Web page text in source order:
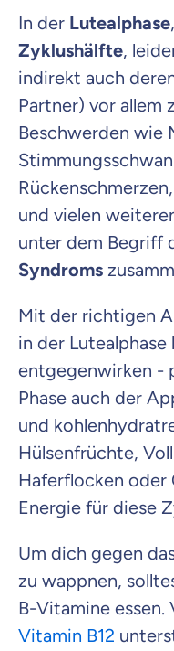
In der Lutealphase
Zyklushälfte,
indirekt auch
Partner) vor allem
Beschwerden wie
und vielen
unter dem Begriff
Syndroms
Mit der richtigen
in der Lutealphase
entgegenwirken -
Phase auch der
und
Hülsenfrüchte,
Haferflocken oder
Energie für diese
Um dich gegen
zu wappnen,
B-Vitamine essen.
Vitamin B12